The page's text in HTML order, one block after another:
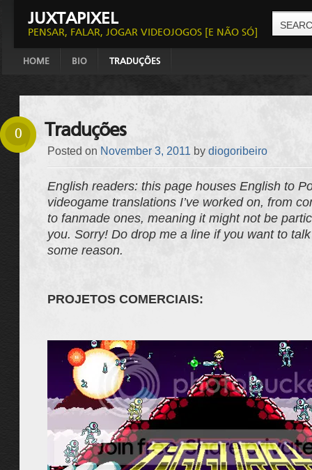
JUXTAPIXEL
PENSAR, FALAR, JOGAR VIDEOJOGOS [E NÃO SÓ]
HOME BIO TRADUÇÕES
0 Traduções
Posted on November 3, 2011 by diogoribeiro
English readers: this page houses English to
videogame translations I’ve worked on, from
to fanmade ones, meaning it might not be
you. Sorry! Do drop me a line if you want to
some reason.
PROJETOS COMERCIAIS: